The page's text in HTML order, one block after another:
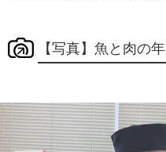
【写真】魚と肉の